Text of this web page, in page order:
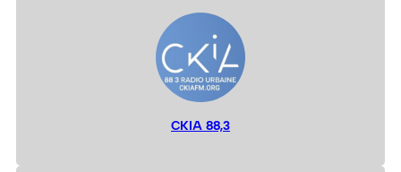
CKIA 88,3